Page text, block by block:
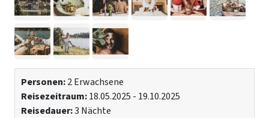
Personen:2 Erwachsene
Reisezeitraum:18.05.2025 - 19.10.2025
Reisedauer:3 Nächte